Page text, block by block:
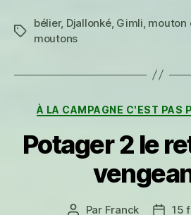
Étiquettes
bélier, Djallonké, Gimli, mouton
moutons
À LA CAMPAGNE C'EST PAS
Potager 2 le
Auteur
Par Franck
Date
15